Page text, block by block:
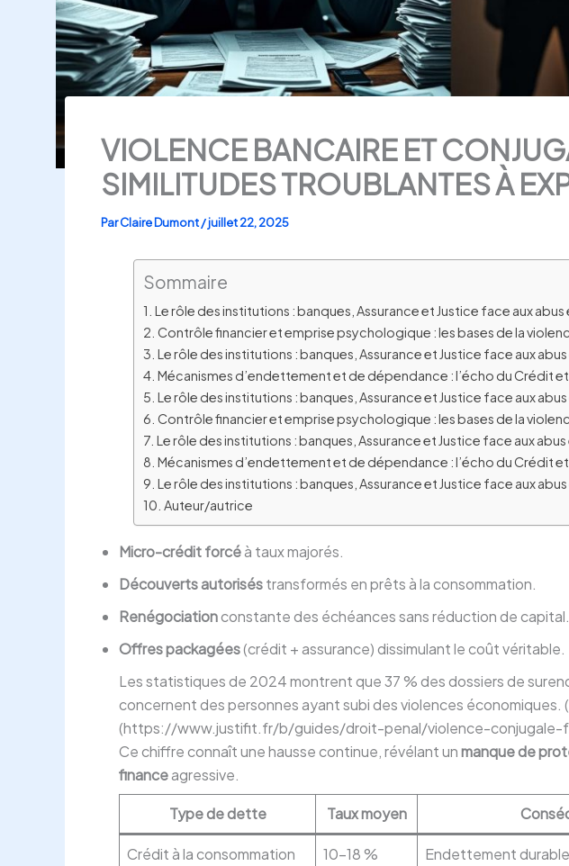
VIOLENCE BANCAIRE ET
SIMILITUDES TROUBLANTES À
ParClaire Dumont/juillet 22, 2025
Sommaire
Le rôle des institutions : banques, Assurance et Justice face aux
Contrôle financier et emprise psychologique : les bases de la
Le rôle des institutions : banques, Assurance et Justice face aux
Mécanismes d’endettement et de dépendance : l’écho du Crédit
Le rôle des institutions : banques, Assurance et Justice face aux
Contrôle financier et emprise psychologique : les bases de la
Le rôle des institutions : banques, Assurance et Justice face aux
Mécanismes d’endettement et de dépendance : l’écho du Crédit
Le rôle des institutions : banques, Assurance et Justice face aux
Auteur/autrice
Micro-crédit forcéà taux majorés.
Découverts autoriséstransformés en prêts à la consommation.
Renégociationconstante des échéances sans réduction de capital.
Offres packagées(crédit + assurance) dissimulant le coût véritable.
Les statistiques de 2024 montrent que 37 % des dossiers de
concernent des personnes ayant subi des violences
(https://www.justifit.fr/b/guides/droit-penal/violence-conjugale-
Ce chiffre connaît une hausse continue, révélant unmanque de
financeagressive.
Type de dette Taux moyen
Crédit à la consommation 10–18 % Endettement